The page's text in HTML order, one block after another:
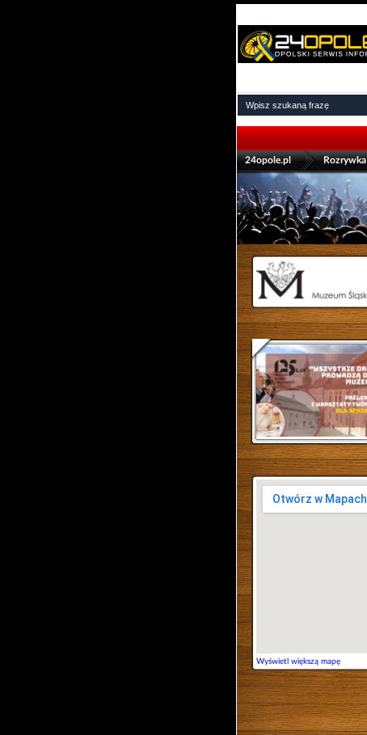
24opole.pl
>
Rozrywka
Wyświetl większą mapę